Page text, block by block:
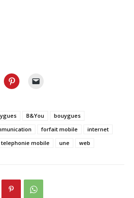
B&You
bouygues
forfait mobile
internet
telephonie mobile une web